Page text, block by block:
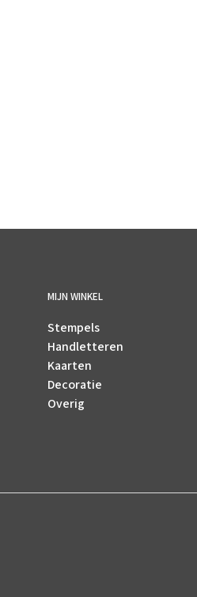
MIJN WINKEL
Stempels
Handletteren
Kaarten
Decoratie
Overig